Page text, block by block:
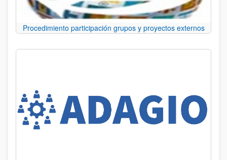
Procedimiento participación grupos y proyectos externos